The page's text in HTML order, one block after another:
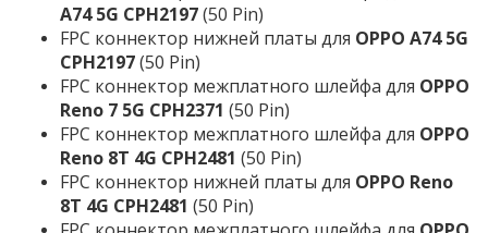
A74 5G CPH2197(50 Pin)
FPC коннектор нижней платы для OPPO A74 5G
CPH2197(50 Pin)
FPC коннектор межплатного шлейфа для OPPO
Reno 7 5G CPH2371 (50 Pin)
FPC коннектор межплатного шлейфа для OPPO
Reno 8T 4G CPH2481 (50 Pin)
FPC коннектор нижней платы для OPPO Reno
8T 4G CPH2481 (50 Pin)